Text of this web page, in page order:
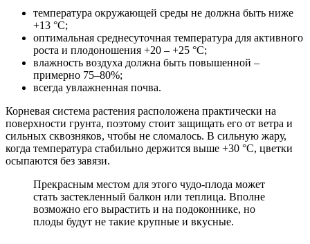
температура окружающей среды не должна быть ниже
+13 °C;
оптимальная среднесуточная температура для активного
роста и плодоношения +20 – +25 °C;
влажность воздуха должна быть повышенной –
примерно 75–80%;
всегда увлажненная почва.
Корневая система растения расположена практически на
поверхности грунта, поэтому стоит защищать его от ветра и
сильных сквозняков, чтобы не сломалось. В сильную жару,
когда температура стабильно держится выше +30 °C, цветки
осыпаются без завязи.
Прекрасным местом для этого чудо-плода может
стать застекленный балкон или теплица. Вполне
возможно его вырастить и на подоконнике, но
плоды будут не такие крупные и вкусные.